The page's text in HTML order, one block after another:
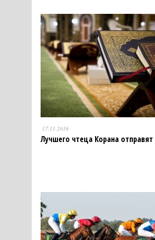
17.11.2016
Лучшего чтеца Корана